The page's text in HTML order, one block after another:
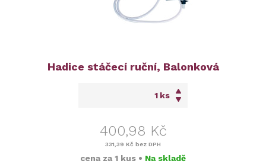
Hadice stáčecí ruční, Balonková
ks
400,98 Kč
331,39 Kč bez DPH
cena za 1 kus • Na skladě